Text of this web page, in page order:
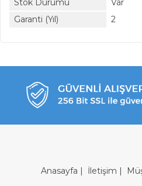
Stok Durumu
Var
Garanti (Yıl)
2
Anasayfa | İletişim |